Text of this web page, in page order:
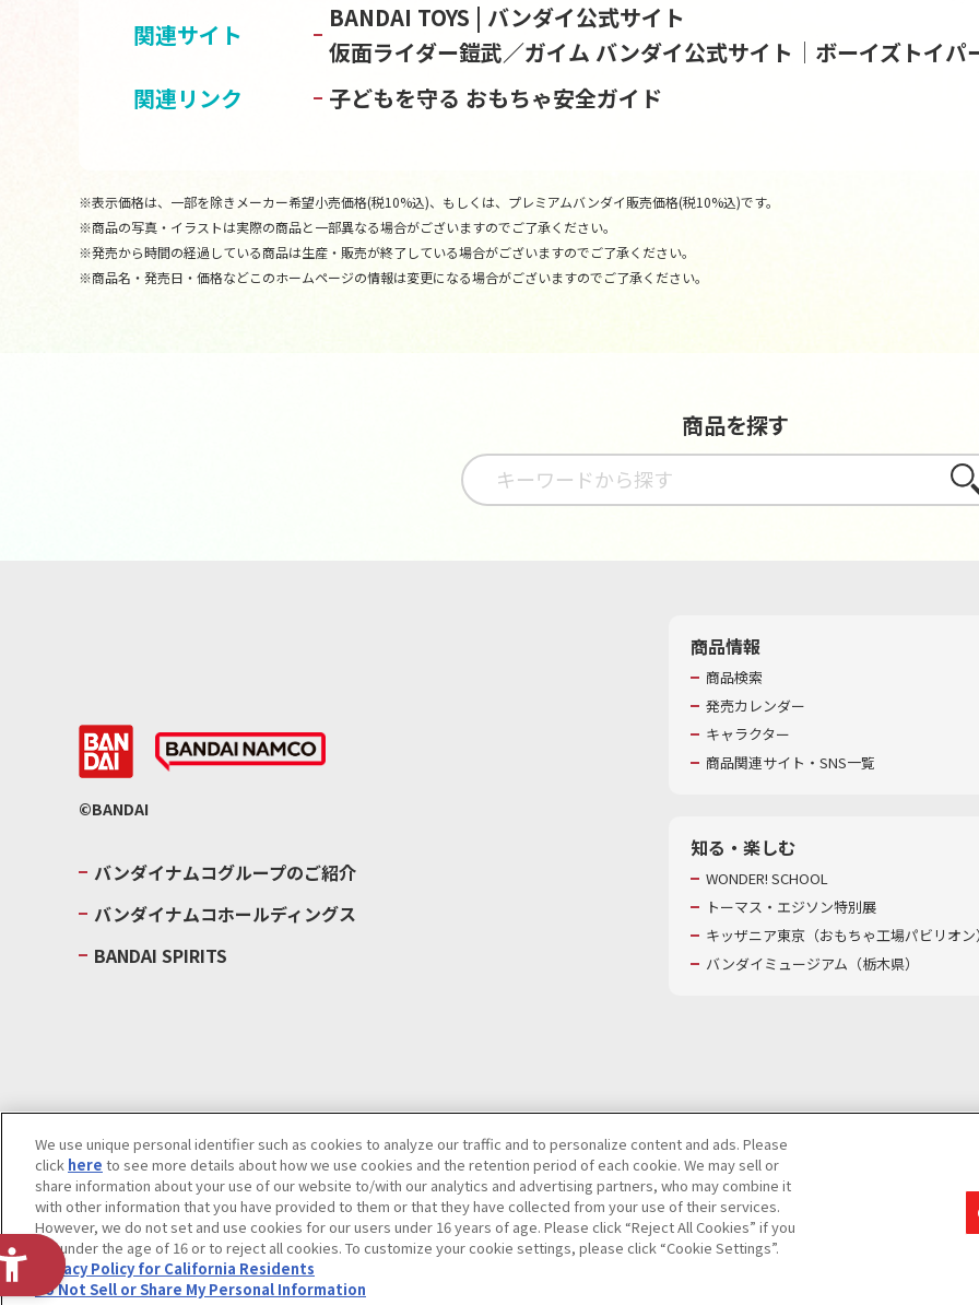
関連サイト
BANDAI TOYS | バンダイ公式サイト
仮面ライダー鎧武／ガイム バンダイ公式サイト│ボーイズトイパ
関連リンク
子どもを守る おもちゃ安全ガイド
※表示価格は、一部を除きメーカー希望小売価格(税10%込)、もしくは、プレミアムバンダイ販売価格(税10%込)です。
※商品の写真・イラストは実際の商品と一部異なる場合がございますのでご了承ください。
※発売から時間の経過している商品は生産・販売が終了している場合がございますのでご了承ください。
※商品名・発売日・価格などこのホームページの情報は変更になる場合がございますのでご了承ください。
商品を探す
さが
©BANDAI
バンダイナムコグループのご紹介
バンダイナムコホールディングス
BANDAI SPIRITS
商品情報
商品検索
発売カレンダー
キャラクター
商品関連サイト・SNS一覧
知る・楽しむ
WONDER! SCHOOL
トーマス・エジソン特別展
キッザニア東京（おもちゃ工場パビリオ
バンダイミュージアム（栃木県）
ウェブサイトご利用条件ソーシャルメディアポリシー個人情報及び特定個人情報等の取り扱いに関する保護方針
Do Not Sell or Share My Personal Information著作権・商標についてカスタマーハラスメントに対する基本的な対応方針
We use unique personal identifier such as cookies to analyze our traffic and to personalize content and ads. Please
click here to see more details about how we use cookies and the retention period of each cookie. We may sell or
share information about your use of our website to/with our analytics and advertising partners, who may combine it
with other information that you have provided to them or that they have collected from your use of their services.
However, we do not set and use cookies for our users under 16 years of age. Please click “Reject All Cookies” if you
are under the age of 16 or to reject all cookies. To customize your cookie settings, please click “Cookie Settings”.
Privacy Policy for California Residents
Do Not Sell or Share My Personal Information